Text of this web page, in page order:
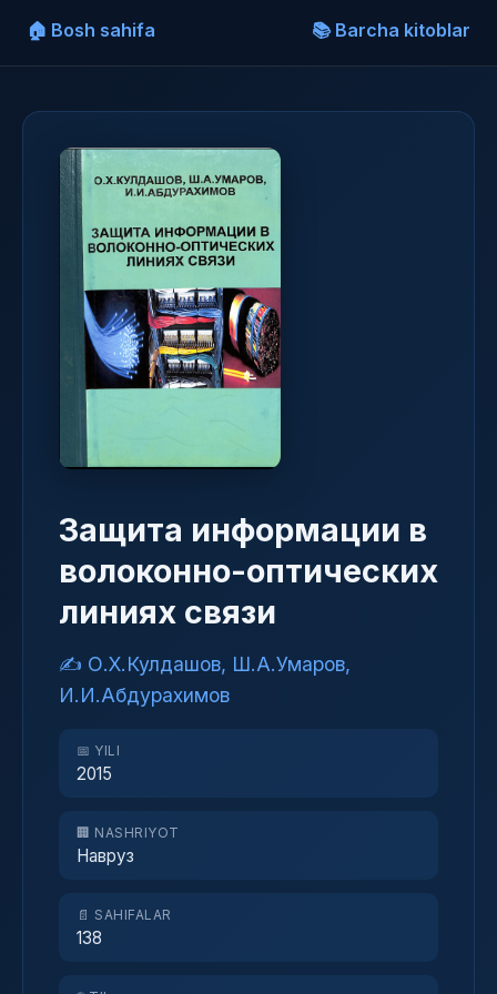
🏠 Bosh sahifa 📚 Barcha kitoblar
Защита информации в
волоконно-оптических
линиях связи
✍️ О.Х.Кулдашов, Ш.А.Умаров,
И.И.Абдурахимов
📅 YILI
2015
🏢 NASHRIYOT
Навруз
📄 SAHIFALAR
138